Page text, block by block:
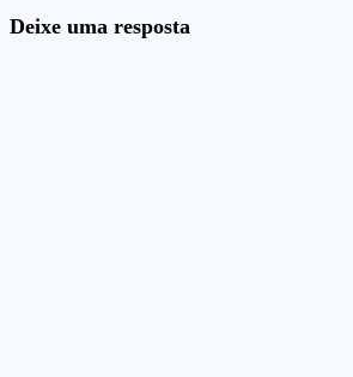
Deixe uma resposta